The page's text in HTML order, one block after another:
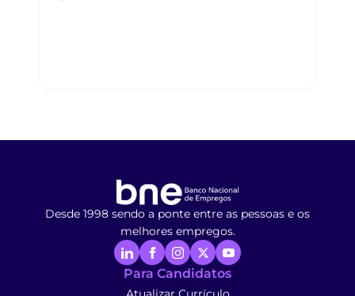
Desde 1998 sendo a ponte entre as pessoas e os
melhores empregos.
Para Candidatos